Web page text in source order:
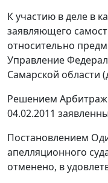
К участию в деле в
заявляющего
относительно
Управление
Самарской области
Решением
04.02.2011
Постановлением
апелляционного
отменено, в